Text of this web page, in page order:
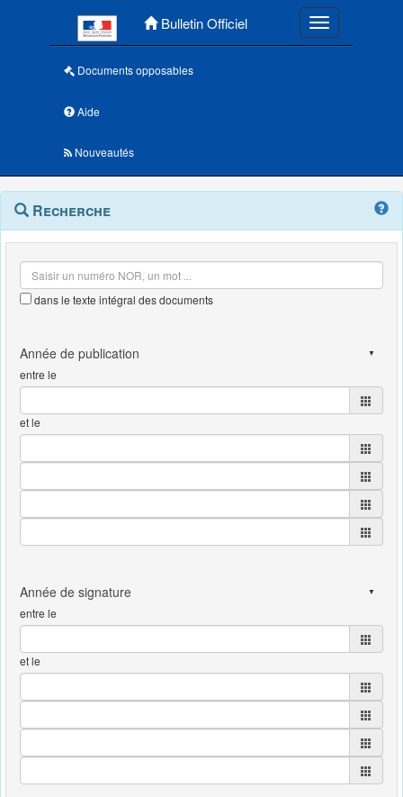
Bulletin Officiel Toggle
Documents opposables
Aide
Nouveautés
Navigation
outils
Menu
contextuel
Recherche
dans le texte intégral des documents
entre le
et le
entre le
et le